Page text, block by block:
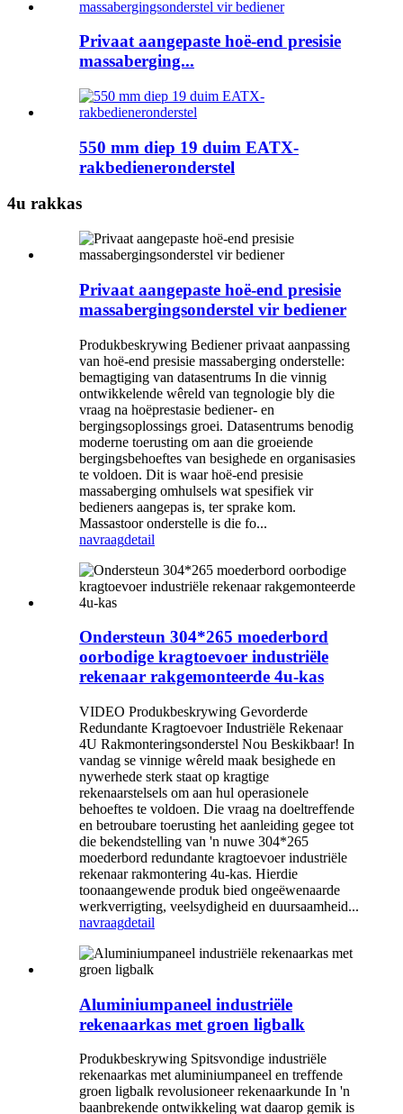
Privaat aangepaste hoë-end presisie
massaberging...
550 mm diep 19 duim EATX-
rakbedieneronderstel
4u rakkas
Privaat aangepaste hoë-end presisie
massabergingsonderstel vir bediener
Produkbeskrywing Bediener privaat aanpassing
van hoë-end presisie massaberging onderstelle:
bemagtiging van datasentrums In die vinnig
ontwikkelende wêreld van tegnologie bly die
vraag na hoëprestasie bediener- en
bergingsoplossings groei. Datasentrums benodig
moderne toerusting om aan die groeiende
bergingsbehoeftes van besighede en organisasies
te voldoen. Dit is waar hoë-end presisie
massaberging omhulsels wat spesifiek vir
bedieners aangepas is, ter sprake kom.
Massastoor onderstelle is die fo...
navraagdetail
Ondersteun 304*265 moederbord
oorbodige kragtoevoer industriële
rekenaar rakgemonteerde 4u-kas
VIDEO Produkbeskrywing Gevorderde
Redundante Kragtoevoer Industriële Rekenaar
4U Rakmonteringsonderstel Nou Beskikbaar! In
vandag se vinnige wêreld maak besighede en
nywerhede sterk staat op kragtige
rekenaarstelsels om aan hul operasionele
behoeftes te voldoen. Die vraag na doeltreffende
en betroubare toerusting het aanleiding gegee tot
die bekendstelling van 'n nuwe 304*265
moederbord redundante kragtoevoer industriële
rekenaar rakmontering 4u-kas. Hierdie
toonaangewende produk bied ongeëwenaarde
werkverrigting, veelsydigheid en duursaamheid...
navraagdetail
Aluminiumpaneel industriële
rekenaarkas met groen ligbalk
Produkbeskrywing Spitsvondige industriële
rekenaarkas met aluminiumpaneel en treffende
groen ligbalk revolusioneer rekenaarkunde In 'n
baanbrekende ontwikkeling wat daarop gemik is